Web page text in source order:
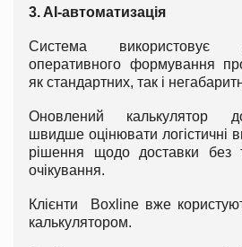
3. AI-автоматизація
Система використовує
оперативного формування
як стандартних, так і
Оновлений калькулятор
швидше оцінювати логістичні
рішення щодо доставки без
очікування.
Клієнти Boxline вже
калькулятором.